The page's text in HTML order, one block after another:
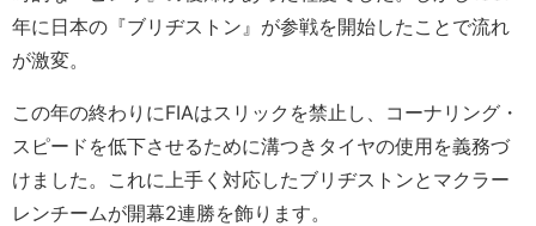
年に日本の『ブリヂストン』が参戦を開始したことで流れ
が激変。
この年の終わりにFIAはスリックを禁止し、コーナリング・
スピードを低下させるために溝つきタイヤの使用を義務づ
けました。これに上手く対応したブリヂストンとマクラー
レンチームが開幕2連勝を飾ります。